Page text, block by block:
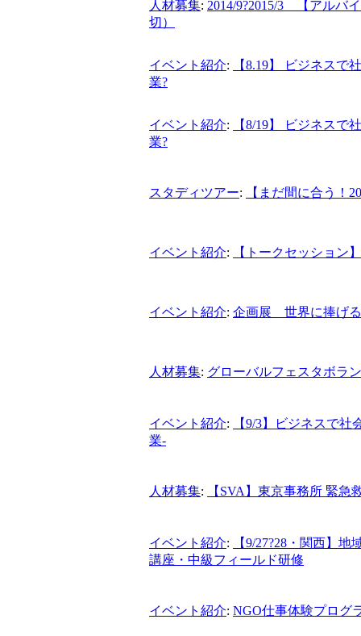
人材募集: 2014/9?2015/3 【アルバ
切）
イベント紹介:
【8.19】 ビジネス
業?
イベント紹介:
【8/19】 ビジネス
業?
スタディツアー: 【まだ間に合う！
イベント紹介: 【トークセッション
イベント紹介: 企画展 世界に捧げ
人材募集: グローバルフェスタボラ
イベント紹介:
【9/3】ビジネスで
業-
人材募集: 【SVA】東京事務所 緊急
イベント紹介:
【9/27?28・関西】
講座・中級フィールド研修
イベント紹介: NGO仕事体験プロ